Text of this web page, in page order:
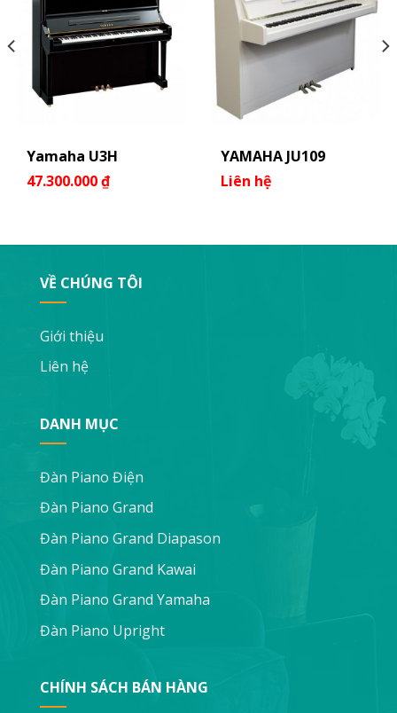
Yamaha U3H
47.300.000₫
YAMAHA JU109
Liên hệ
VỀ CHÚNG TÔI
Giới thiệu
Liên hệ
DANH MỤC
Đàn Piano Điện
Đàn Piano Grand
Đàn Piano Grand Diapason
Đàn Piano Grand Kawai
Đàn Piano Grand Yamaha
Đàn Piano Upright
CHÍNH SÁCH BÁN HÀNG